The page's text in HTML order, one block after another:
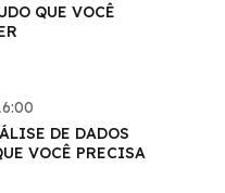
QUE VOCÊ
DE DADOS
VOCÊ PRECISA